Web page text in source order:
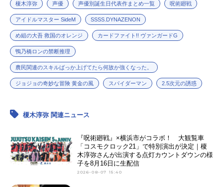
榎木淳弥 声優 声優別誕生日代表作まとめ一覧 呪術廻戦
アイドルマスター SideM SSSS.DYNAZENON
め組の大吾 救国のオレンジ カードファイト!! ヴァンガードG
鴨乃橋ロンの禁断推理
農民関連のスキルばっか上げてたら何故か強くなった。
ジョジョの奇妙な冒険 黄金の風 スパイダーマン 2.5次元の誘惑
榎木淳弥 関連ニュース
『呪術廻戦』×横浜市がコラボ！ 大観覧車
「コスモクロック21」で特別演出が決定｜榎
木淳弥さんが出演する点灯カウントダウンの様
子を8月16日に生配信
2026-08-07 15:40